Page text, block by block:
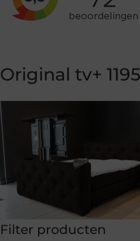
Original tv+
Filter producten